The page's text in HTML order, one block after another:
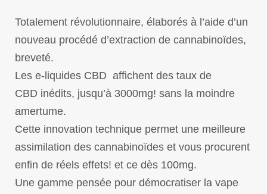
Totalement révolutionnaire, élaborés à l’aide d’un
nouveau procédé d’extraction de cannabinoïdes,
breveté.
Les e-liquides CBD affichent des taux de
CBD inédits, jusqu’à 3000mg! sans la moindre
amertume.
Cette innovation technique permet une meilleure
assimilation des cannabinoïdes et vous procurent
enfin de réels effets! et ce dès 100mg.
Une gamme pensée pour démocratiser la vape